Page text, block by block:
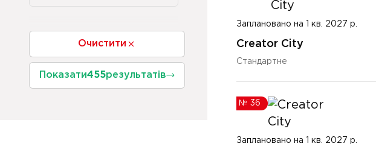
Очистити
Показати455результатів
Заплановано на 1 кв. 2027 р.
Creator City
Стандартне
№ 36
Заплановано на 1 кв. 2027 р.